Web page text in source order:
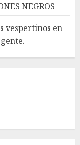
NEGROS
vespertinos en